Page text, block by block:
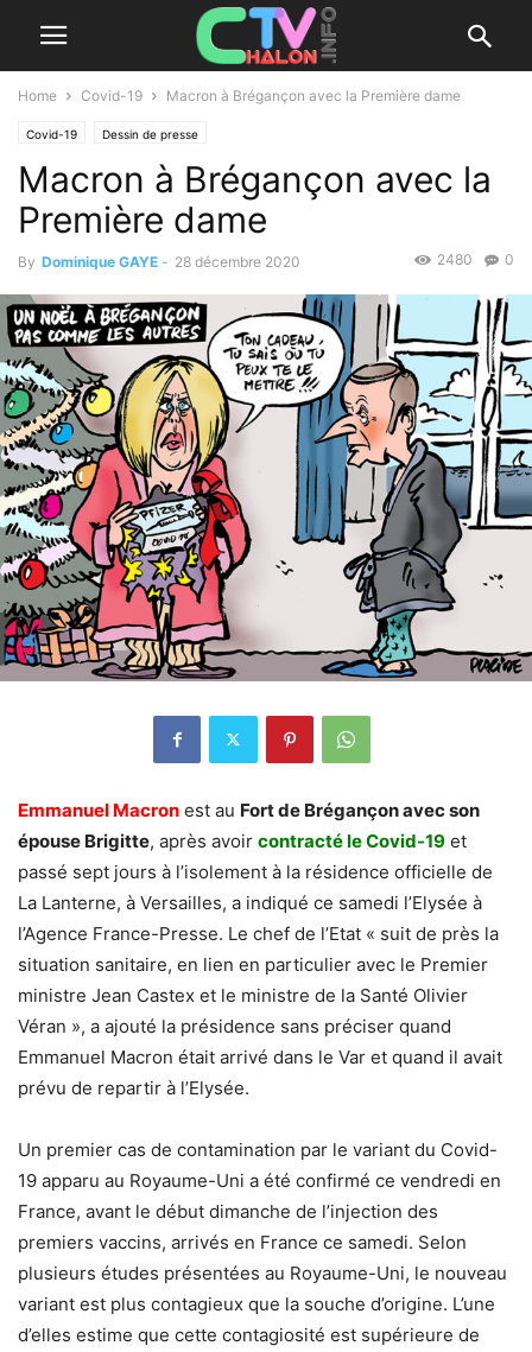
Home Covid-19 Macron à Brégançon avec la Première dame
Covid-19 Dessin de presse
Macron à Brégançon avec la
Première dame
By Dominique GAYE - 28 décembre 2020 0
2480
Emmanuel Macron est au Fort de Brégançon avec son
épouse Brigitte, après avoir contracté le Covid-19 et
passé sept jours à l’isolement à la résidence officielle de
La Lanterne, à Versailles, a indiqué ce samedi l’Elysée à
l’Agence France-Presse. Le chef de l’Etat « suit de près la
situation sanitaire, en lien en particulier avec le Premier
ministre Jean Castex et le ministre de la Santé Olivier
Véran », a ajouté la présidence sans préciser quand
Emmanuel Macron était arrivé dans le Var et quand il avait
prévu de repartir à l’Elysée.
Un premier cas de contamination par le variant du Covid-
19 apparu au Royaume-Uni a été confirmé ce vendredi en
France, avant le début dimanche de l’injection des
premiers vaccins, arrivés en France ce samedi. Selon
plusieurs études présentées au Royaume-Uni, le nouveau
variant est plus contagieux que la souche d’origine. L’une
d’elles estime que cette contagiosité est supérieure de